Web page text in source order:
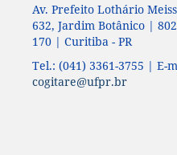
Av. Prefeito Lothário
632, Jardim Botânico |
170 | Curitiba - PR
Tel.: (041) 3361-3755 | E-
cogitare@ufpr.br